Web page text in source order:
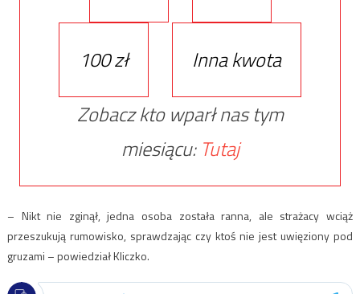
100 zł
Inna kwota
Zobacz kto wparł nas tym
miesiącu: Tutaj
– Nikt nie zginął, jedna osoba została ranna, ale strażacy wciąż
przeszukują rumowisko, sprawdzając czy ktoś nie jest uwięziony pod
gruzami – powiedział Kliczko.